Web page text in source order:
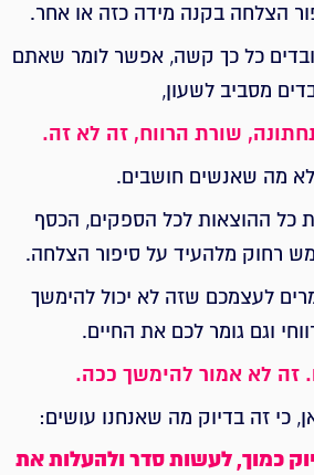
הצלחה בקנה מידה כזה או אחר.
כל כך קשה, אפשר לומר שאתם
מסביב לשעון,
שורת הרווח, זה לא זה.
מה שאנשים חושבים.
כל ההוצאות לכל הספקים, הכסף
רחוק מלהעיד על סיפור הצלחה.
לעצמכם שזה לא יכול להימשך
וגם גומר לכם את החיים.
זה לא אמור להימשך ככה.
כי זה בדיוק מה שאנחנו עושים:
כמוך, לעשות סדר ולהעלות את